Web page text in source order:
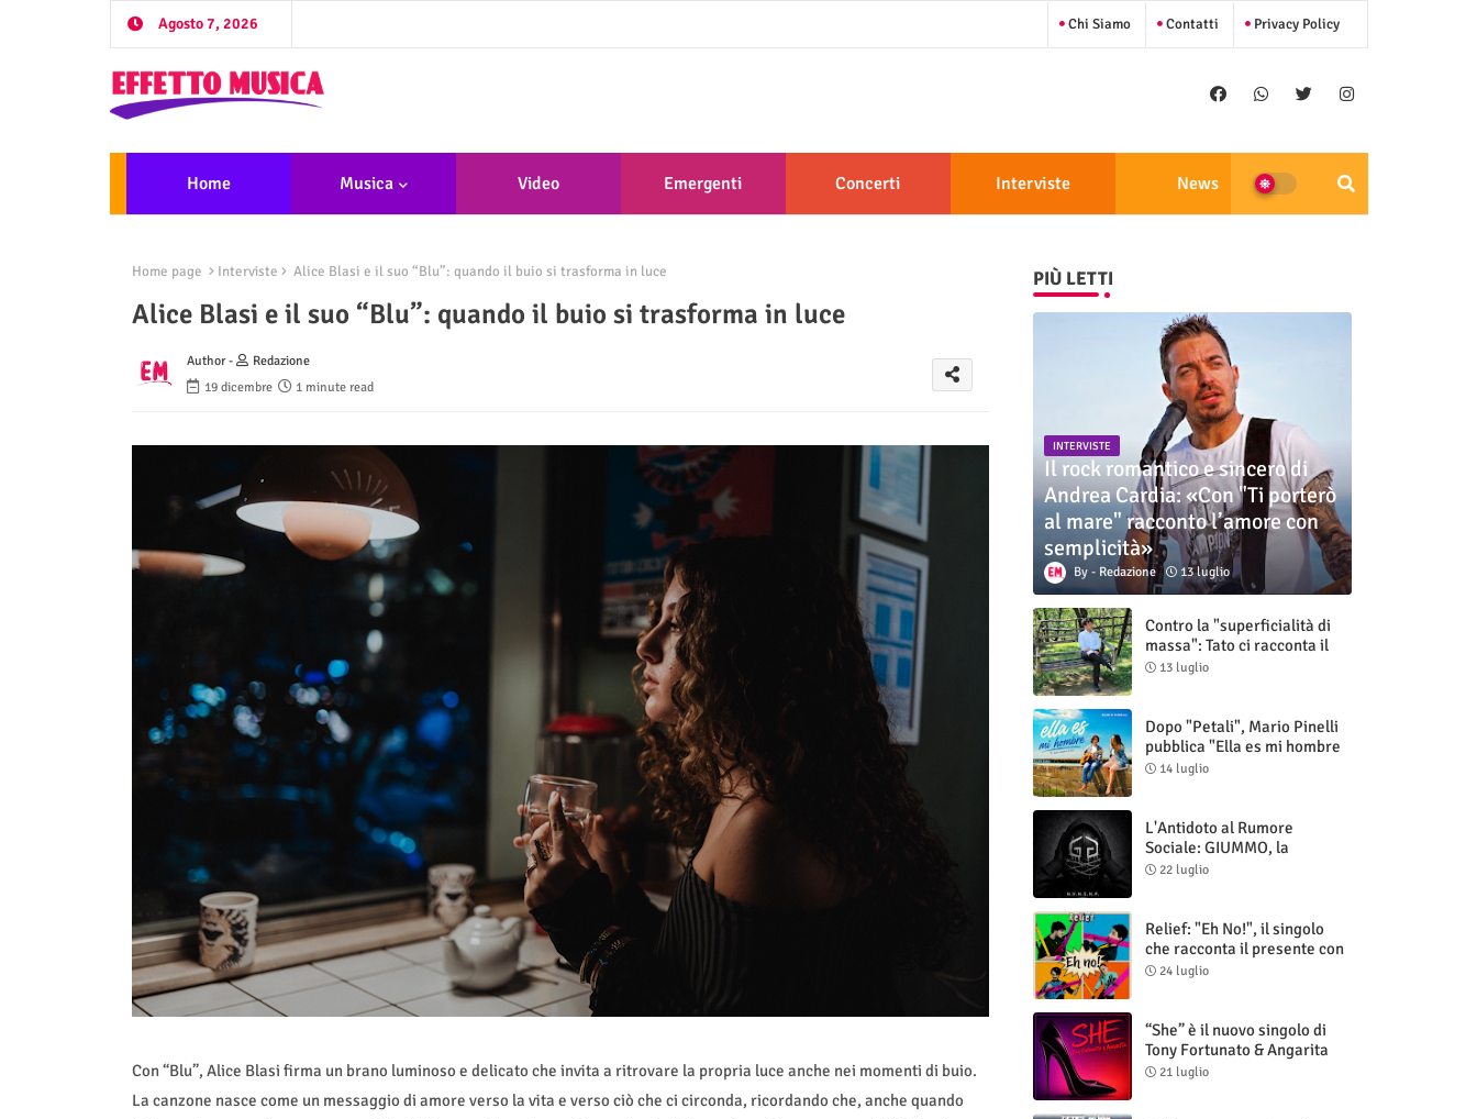
Agosto 7, 2026 Chi Siamo Contatti Privacy Policy
Home Musica Video Emergenti Concerti Interviste News
Home page Interviste Alice Blasi e il suo “Blu”: quando il buio si trasforma in luce
Alice Blasi e il suo “Blu”: quando il buio si trasforma in luce
Author -
Redazione
19 dicembre
1 minute read
Con “Blu”, Alice Blasi firma un brano luminoso e delicato che invita a ritrovare la propria luce anche nei momenti di buio.
La canzone nasce come un messaggio di amore verso la vita e verso ciò che ci circonda, ricordando che, anche quando
PIÙ LETTI
INTERVISTE
Il rock romantico e sincero di
Andrea Cardia: «Con "Ti porterò
al mare" racconto l’amore con
semplicità»
Redazione 13 luglio
Contro la "superficialità di
massa": Tato ci racconta il
nuovo singolo "Vuoti digitali"
13 luglio
Dopo "Petali", Mario Pinelli
pubblica "Ella es mi hombre
(Il mio uomo è lei)"
14 luglio
L'Antidoto al Rumore
Sociale: GIUMMO, la
Maschera e la Cruda Verità
22 luglio
Relief: "Eh No!", il singolo
che racconta il presente con
ironia e autenticità
24 luglio
“She” è il nuovo singolo di
Tony Fortunato & Angarita
21 luglio